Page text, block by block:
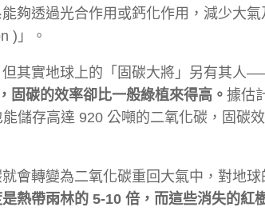
夠透過光合作用或鈣化作用，減少大氣
)」。
但其實地球上的「固碳大將」另有其人
固碳的效率卻比一般綠植來得高。 據估
儲存高達 920 公噸的二氧化碳，固碳
會轉變為二氧化碳重回大氣中，對地球
熱帶雨林的 5-10 倍，而這些消失的紅